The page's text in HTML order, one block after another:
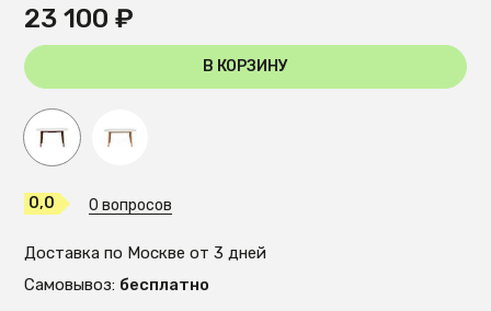
23 100 ₽
В КОРЗИНУ
0,0 0 вопросов
Доставка по Москве от 3 дней
Самовывоз: бесплатно